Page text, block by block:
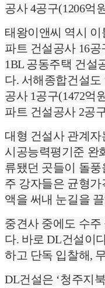
공사 4공구(1206억
태왕이앤씨 역시 이
파트 건설공사 16공
1BL 공동주택 건설
다. 서해종합건설도
공사 1공구(1472억
파트 건설공사 2공
대형 건설사 관계자
시공능력평기준 완
류됐던 곳들이 돌풍
주 강자들은 균형
액을 써내 눈길을
중견사 중에도 수
다. 바로 DL건설이
하고 단독 입찰해,
DL건설은 ‘청주지